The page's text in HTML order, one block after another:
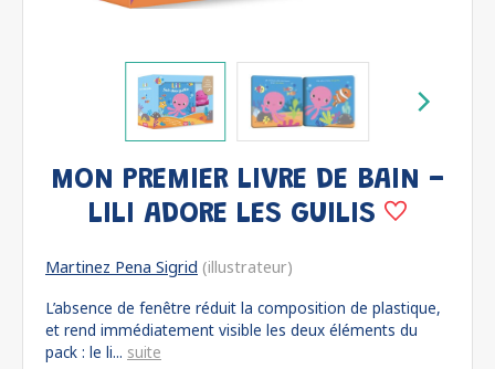
MON PREMIER LIVRE DE BAIN -
LILI ADORE LES GUILIS
Martinez Pena Sigrid (illustrateur)
L’absence de fenêtre réduit la composition de plastique,
et rend immédiatement visible les deux éléments du
pack : le li... suite